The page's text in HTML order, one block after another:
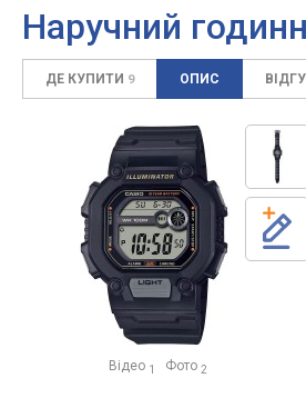
Наручний
ДЕ КУПИТИ 9 ОПИС
Відео 1 Фото 2